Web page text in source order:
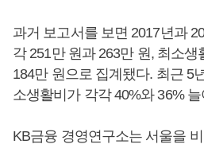
과거 보고서를 보면 2017년과
각 251만 원과 263만 원, 최소
184만 원으로 집계됐다. 최근 5
소생활비가 각각 40%와 36%
KB금융 경영연구소는 서울을